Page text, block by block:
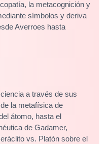
la metacognición y
símbolos y deriva
Averroes hasta
a través de sus
la metafísica de
átomo, hasta el
de Gadamer,
vs. Platón sobre el